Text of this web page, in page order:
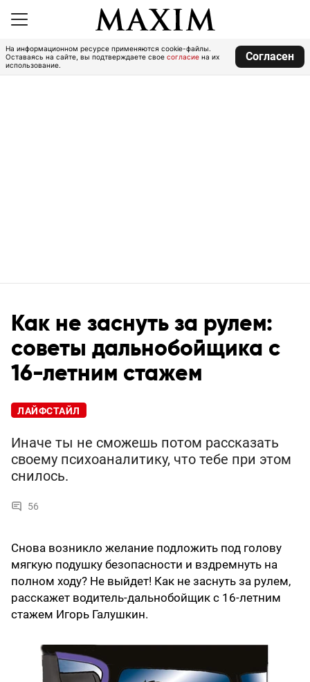
На информационном ресурсе применяются cookie-файлы.
Оставаясь на сайте, вы подтверждаете свое согласие на их
использование.
Согласен
Как не заснуть за рулем:
советы дальнобойщика с
16-летним стажем
ЛАЙФСТАЙЛ
Иначе ты не сможешь потом рассказать
своему психоаналитику, что тебе при этом
снилось.
56
Снова возникло желание подложить под голову
мягкую подушку безопасности и вздремнуть на
полном ходу? Не выйдет! Как не заснуть за рулем,
расскажет водитель-дальнобойщик с 16-летним
стажем Игорь Галушкин.